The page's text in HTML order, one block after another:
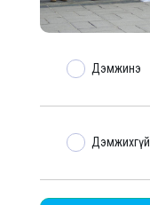
Дэмжинэ
Дэмжихгүй